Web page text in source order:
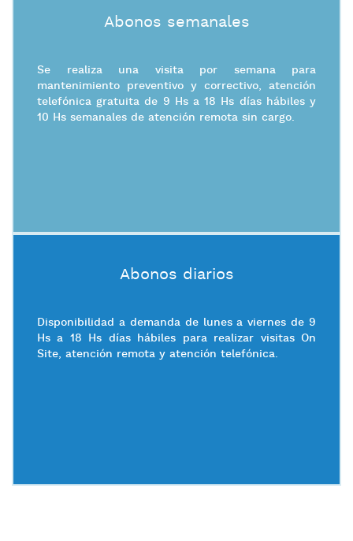
Abonos semanales
Se realiza una visita por semana para
mantenimiento preventivo y correctivo, atención
telefónica gratuita de 9 Hs a 18 Hs días hábiles y
10 Hs semanales de atención remota sin cargo.
Abonos diarios
Disponibilidad a demanda de lunes a viernes de 9
Hs a 18 Hs días hábiles para realizar visitas On
Site, atención remota y atención telefónica.